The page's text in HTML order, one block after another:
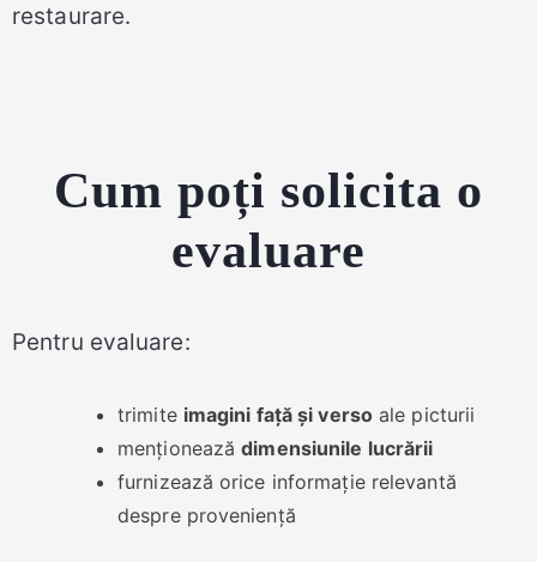
restaurare.
Cum poți solicita o
evaluare
Pentru evaluare:
trimite imagini față și versoale picturii
menționeazădimensiunile lucrării
furnizează orice informație relevantă
despre proveniență